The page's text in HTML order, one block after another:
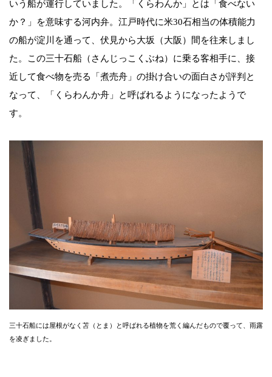
いう船が運行していました。「くらわんか」とは「食べない
か？」を意味する河内弁。江戸時代に米30石相当の体積能力
の船が淀川を通って、伏見から大坂（大阪）間を往来しまし
た。この三十石船（さんじっこくぶね）に乗る客相手に、接
近して食べ物を売る「煮売舟」の掛け合いの面白さが評判と
なって、「くらわんか舟」と呼ばれるようになったようで
す。
三十石船には屋根がなく苫（とま）と呼ばれる植物を荒く編んだもので覆って、雨露
を凌ぎました。